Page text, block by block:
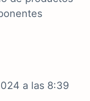
a las 8:39